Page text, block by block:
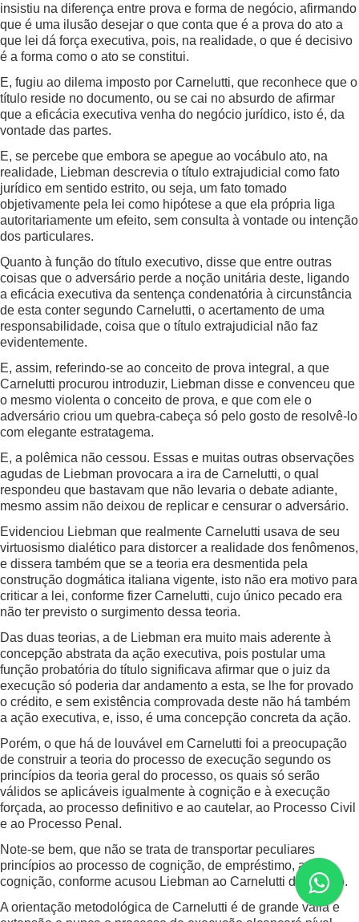
insistiu na diferença entre prova e forma de negócio, afirmando
que é uma ilusão desejar o que conta que é a prova do ato a
que lei dá força executiva, pois, na realidade, o que é decisivo
é a forma como o ato se constitui.
E, fugiu ao dilema imposto por Carnelutti, que reconhece que o
título reside no documento, ou se cai no absurdo de afirmar
que a eficácia executiva venha do negócio jurídico, isto é, da
vontade das partes.
E, se percebe que embora se apegue ao vocábulo ato, na
realidade, Liebman descrevia o título extrajudicial como fato
jurídico em sentido estrito, ou seja, um fato tomado
objetivamente pela lei como hipótese a que ela própria liga
autoritariamente um efeito, sem consulta à vontade ou intenção
dos particulares.
Quanto à função do título executivo, disse que entre outras
coisas que o adversário perde a noção unitária deste, ligando
a eficácia executiva da sentença condenatória à circunstância
de esta conter segundo Carnelutti, o acertamento de uma
responsabilidade, coisa que o título extrajudicial não faz
evidentemente.
E, assim, referindo-se ao conceito de prova integral, a que
Carnelutti procurou introduzir, Liebman disse e convenceu que
o mesmo violenta o conceito de prova, e que com ele o
adversário criou um quebra-cabeça só pelo gosto de resolvê-lo
com elegante estratagema.
E, a polêmica não cessou. Essas e muitas outras observações
agudas de Liebman provocara a ira de Carnelutti, o qual
respondeu que bastavam que não levaria o debate adiante,
mesmo assim não deixou de replicar e censurar o adversário.
Evidenciou Liebman que realmente Carnelutti usava de seu
virtuosismo dialético para distorcer a realidade dos fenômenos,
e dissera também que se a teoria era desmentida pela
construção dogmática italiana vigente, isto não era motivo para
criticar a lei, conforme fizer Carnelutti, cujo único pecado era
não ter previsto o surgimento dessa teoria.
Das duas teorias, a de Liebman era muito mais aderente à
concepção abstrata da ação executiva, pois postular uma
função probatória do título significava afirmar que o juiz da
execução só poderia dar andamento a esta, se lhe for provado
o crédito, e sem existência comprovada deste não há também
a ação executiva, e, isso, é uma concepção concreta da ação.
Porém, o que há de louvável em Carnelutti foi a preocupação
de construir a teoria do processo de execução segundo os
princípios da teoria geral do processo, os quais só serão
válidos se aplicáveis igualmente à cognição e à execução
forçada, ao processo definitivo e ao cautelar, ao Processo Civil
e ao Processo Penal.
Note-se bem, que não se trata de transportar peculiares
princípios ao processo de cognição, de empréstimo, ao de
cognição, conforme acusou Liebman ao Carnelutti de fazê-lo.
A orientação metodológica de Carnelutti é de grande valia e